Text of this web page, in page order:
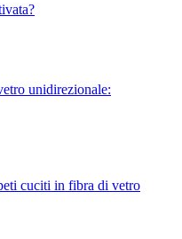
unidirezionale:
cuciti in fibra di vetro